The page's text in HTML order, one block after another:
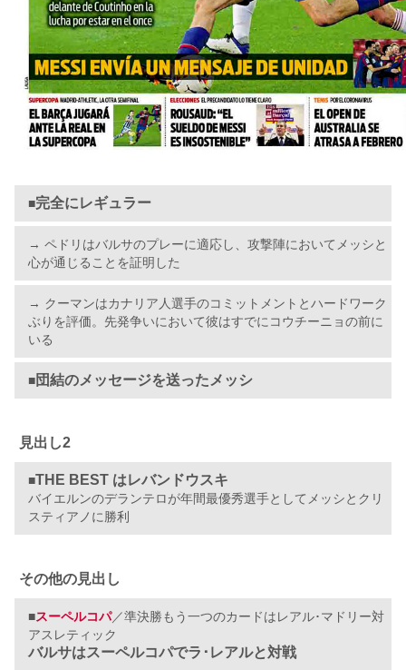
■完全にレギュラー
→ ペドリはバルサのプレーに適応し、攻撃陣においてメッシと
心が通じることを証明した
→ クーマンはカナリア人選手のコミットメントとハードワーク
ぶりを評価。先発争いにおいて彼はすでにコウチーニョの前に
いる
■団結のメッセージを送ったメッシ
見出し2
■THE BEST はレバンドウスキ
バイエルンのデランテロが年間最優秀選手としてメッシとクリ
スティアノに勝利
その他の見出し
■スーペルコパ／準決勝もう一つのカードはレアル･マドリー対
アスレティック
バルサはスーペルコパでラ･レアルと対戦